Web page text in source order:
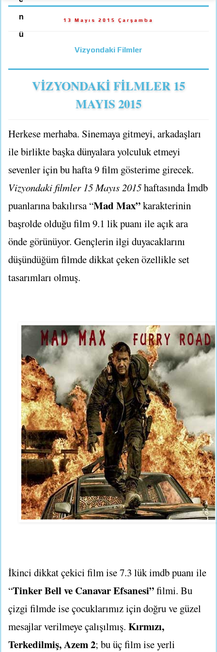
n
ü
13 Mayıs 2015 Çarşamba
Vizyondaki Filmler
VİZYONDAKİ FİLMLER 15
MAYIS 2015
Herkese merhaba. Sinemaya gitmeyi, arkadaşları
ile birlikte başka dünyalara yolculuk etmeyi
sevenler için bu hafta 9 film gösterime girecek.
Vizyondaki filmler 15 Mayıs 2015haftasında İmdb
puanlarına bakılırsa “Mad Max”karakterinin
başrolde olduğu film 9.1 lik puanı ile açık ara
önde görünüyor. Gençlerin ilgi duyacaklarını
düşündüğüm filmde dikkat çeken özellikle set
tasarımları olmuş.
İkinci dikkat çekici film ise 7.3 lük imdb puanı ile
“Tinker Bell ve Canavar Efsanesi”filmi. Bu
çizgi filmde ise çocuklarımız için doğru ve güzel
mesajlar verilmeye çalışılmış. Kırmızı,
Terkedilmiş, Azem 2; bu üç film ise yerli